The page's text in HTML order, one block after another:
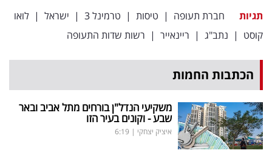
באייס
עקבו
אחרינו:
תגיות חברת תעופה | טיסות | טרמינל 3 | ישראל | לואו
קוסט | נתב"ג | ריינאייר | רשות שדות התעופה
הכתבות החמות
משקיעי הנדל"ן בורחים מתל אביב ובאר
שבע - וקונים בעיר הזו
איציק יצחקי |
6:19